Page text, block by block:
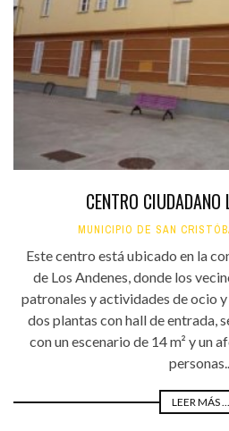
CENTRO CIUDADANO
MUNICIPIO DE SAN
Este centro está ubicado en la
de Los Andenes, donde los
patronales y actividades de ocio
dos plantas con hall de entrada,
con un escenario de 14 m² y un
LEER MÁS ...